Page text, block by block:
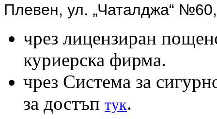
Плевен, ул. „Чаталджа“
чрез лицензиран
куриерска фирма.
чрез Система за
за достъп тук.